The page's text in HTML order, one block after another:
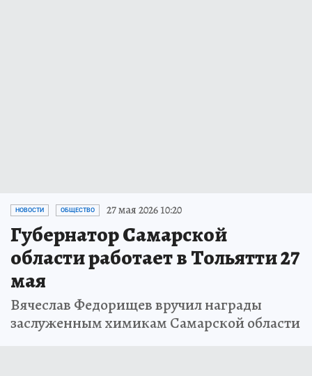
НОВОСТИ ОБЩЕСТВО 27 мая 2026 10:20
Губернатор Самарской
области работает в Тольятти 27
мая
Вячеслав Федорищев вручил награды
заслуженным химикам Самарской области